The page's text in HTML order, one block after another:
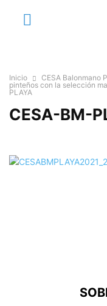
Inicio
CESA Balonmano
pinteños con la selección
PLAYA
CESA-BM-